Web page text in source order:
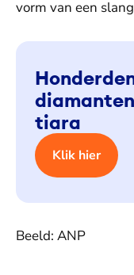
vorm van een
tiara
Klik hier
Beeld: ANP